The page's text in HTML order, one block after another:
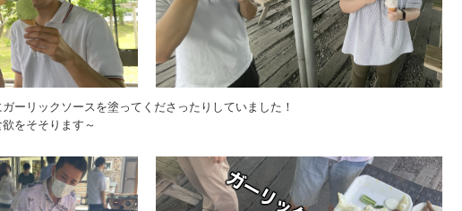
ーリックソースを塗ってくださったりしていました！
をそそります～